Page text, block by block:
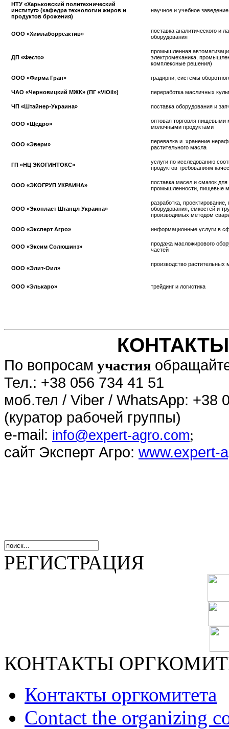
НТУ «Харьковский политехнический
институт» (кафедра технологии жиров и
продуктов брожения)
научное и учебное заведение
ООО «Химлаборреактив»
поставка аналитического и
оборудования
ДП «Фесто»
промышленная
электромеханика,
комплексные решения)
ООО «Фирма Гран» градирни, системы
ЧАО «Черновицкий МЖК» (ПГ «ViOil») переработка масличных
ЧП «Штайнер-Украина» поставка оборудования и
ООО «Щедро»
оптовая торговля
молочными продуктами
ООО «Эвери»
перевалка и хранение
растительного масла
ГП «НЦ ЭКОГИНТОКС»
услуги по исследованию
продуктов требованиям
ООО «ЭКОГРУП УКРАИНА»
поставка масел и смазок
промышленности, пищевые
ООО «Экопласт Штанцл Украина»
разработка,
оборудования, ёмкостей и
производимых методом
ООО «Эксперт Агро» информационные услуги в
ООО «Эксим Солюшинз»
продажа масложирового
частей
ООО «Элит-Оил»
производство растительных
ООО «Элькаро» трейдинг и логистика
По вопросам участия
Тел.: +38 056 734 41 51
моб.тел / Viber / WhatsApp: +38
(куратор рабочей группы)
e-mail: info@expert-agro.com;
сайт Эксперт Агро: www.expert-
РЕГИСТРАЦИЯ
КОНТАКТЫ
Контакты оргкомитета
Сontact the organizing